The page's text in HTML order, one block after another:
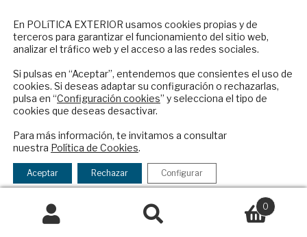
Contacto
Política Exterior
Informe Semanal de Política Exterior
Afkar/Ideas
© 2026 - Fundación Análisis de Política
Legal|Política de Privacidad y de Cookies
Buscar
0
Financiado por el Programa KIT Digital. Plan de
Recuperación, Transformación y Resiliencia de
En POLíTICA EXTERIOR usamos cookies propias y de
terceros para garantizar el funcionamiento del sitio web,
analizar el tráfico web y el acceso a las redes sociales.
Si pulsas en “Aceptar”, entendemos que consientes el uso de
cookies. Si deseas adaptar su configuración o rechazarlas,
pulsa en “Configuración cookies” y selecciona el tipo de
cookies que deseas desactivar.
Para más información, te invitamos a consultar
nuestra Política de Cookies.
Aceptar Rechazar Configurar
NEWSLETTER
Suscríbase a nuestro boletín electrónico y
reciba en su correo el mejor análisis
internacional en español.
Checkbox
acepto
la
política
de
política de privacidad